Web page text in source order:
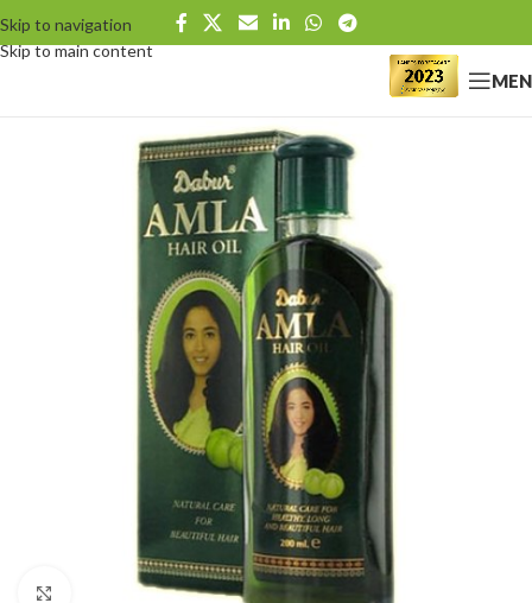
Skip to navigation
Skip to main content
Klicka för att förstora